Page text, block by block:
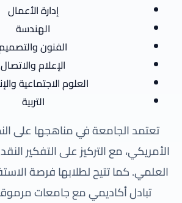
إدارة الأعمال
الهندسة
الفنون
الإعلام والاتصال
العلوم الاجتماعية
التربية
تعتمد الجامعة في مناهجها على
الأمريكي، مع التركيز على التفكير
العلمي. كما تتيح لطلابها فرصة
تبادل أكاديمي مع جامعات